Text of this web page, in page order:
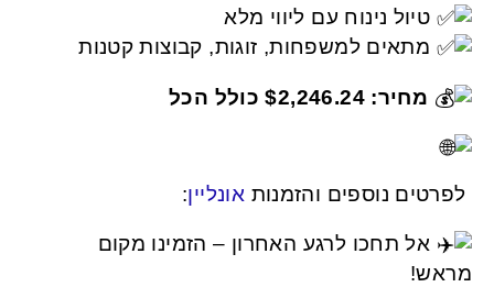
טיול נינוח עם ליווי מלא
מתאים למשפחות, זוגות, קבוצות קטנות
מחיר: $2,246.24 כולל הכל
לפרטים נוספים והזמנות אונליין:
אל תחכו לרגע האחרון – הזמינו מקום
מראש!